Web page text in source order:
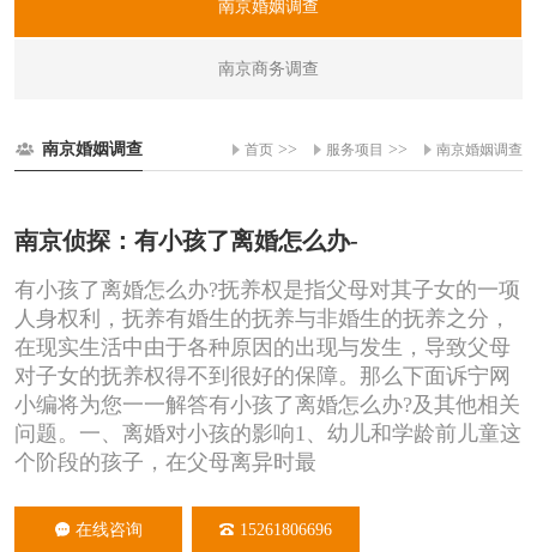
南京婚姻调查
南京商务调查
南京婚姻调查 首页 >> 服务项目 >> 南京婚姻调查
南京侦探：有小孩了离婚怎么办-
有小孩了离婚怎么办?抚养权是指父母对其子女的一项
人身权利，抚养有婚生的抚养与非婚生的抚养之分，
在现实生活中由于各种原因的出现与发生，导致父母
对子女的抚养权得不到很好的保障。那么下面诉宁网
小编将为您一一解答有小孩了离婚怎么办?及其他相关
问题。一、离婚对小孩的影响1、幼儿和学龄前儿童这
个阶段的孩子，在父母离异时最
在线咨询 15261806696